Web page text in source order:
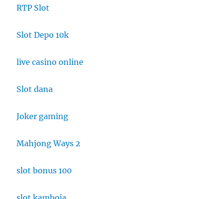
RTP Slot
Slot Depo 10k
live casino online
Slot dana
Joker gaming
Mahjong Ways 2
slot bonus 100